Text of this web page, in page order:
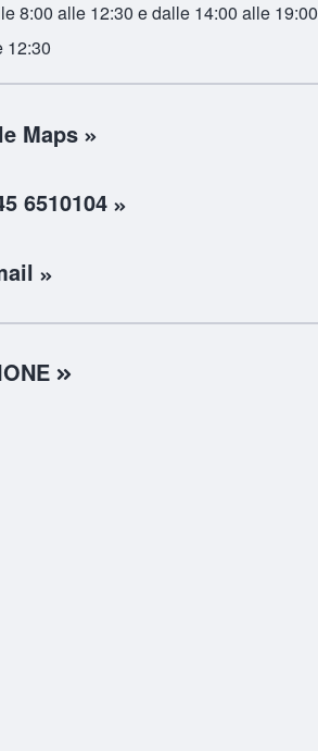
8:00 alle 12:30 e dalle 14:00 alle 19:00
12:30
Maps
6510104